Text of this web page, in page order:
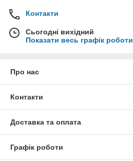
Контакти
Сьогодні вихідний
Показати весь графік роботи
Про нас
Контакти
Доставка та оплата
Графік роботи